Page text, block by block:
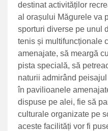
destinat activităților
al orașului Măgurele va
sporturi diverse pe unul
tenis și multifuncționale
amenajate, să meargă
pista specială, să
naturii admirând
în pavilioanele
dispuse pe alei, fie să
culturale organizate pe
aceste facilități vor fi